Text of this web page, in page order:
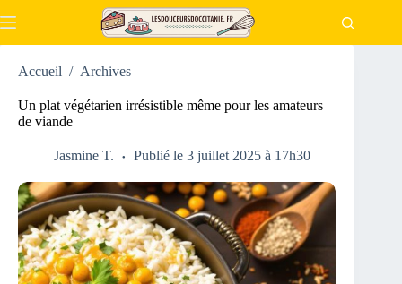
au
Accueil / Archives
Un plat végétarien irrésistible même pour les amateurs
de viande
Jasmine T. Publié le 3 juillet 2025 à 17h30